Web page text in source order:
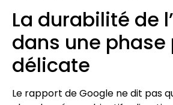
La durabilité de
dans une phase
délicate
Le rapport de Google ne dit pas